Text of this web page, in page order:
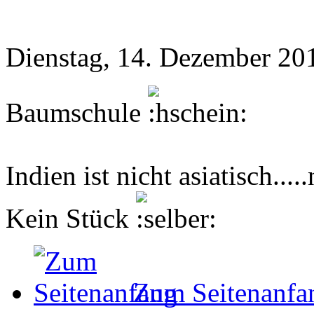
Dienstag, 14. Dezember
Baumschule
Indien ist nicht
Kein Stück
Zum